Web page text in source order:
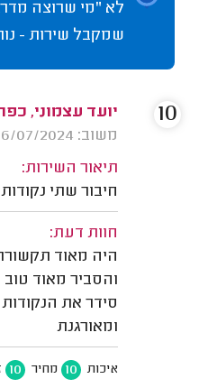
לא "מי שרוצה
שמקבל שירות -
יועד עצמוני,
משוב: 16/07/2024
תיאור השירות:
חיבור שתי
חוות דעת:
היה מאוד
והסביר מאוד
סידר את
ומאורגנת
איכות 10 מחיר 10
10